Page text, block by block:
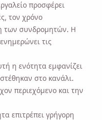
προσφέρει
τον χρόνο
των συνδρομητών. Η
τις
η ενότητα εμφανίζει
στο κανάλι.
περιεχόμενο και την
επιτρέπει γρήγορη
συμφωνείτε με